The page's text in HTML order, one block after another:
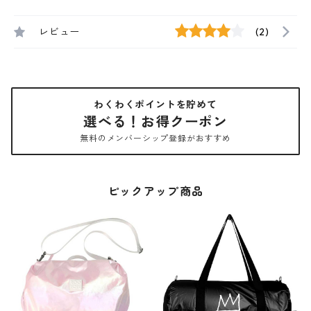
レビュー (2)
わくわくポイントを貯めて
選べる！お得クーポン
無料のメンバーシップ登録がおすすめ
ピックアップ商品